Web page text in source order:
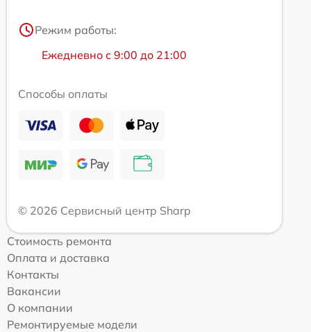
Режим работы:
Ежедневно с 9:00 до 21:00
Способы оплаты
© 2026 Сервисный центр Sharp
Стоимость ремонта
Оплата и доставка
Контакты
Вакансии
О компании
Ремонтируемые модели